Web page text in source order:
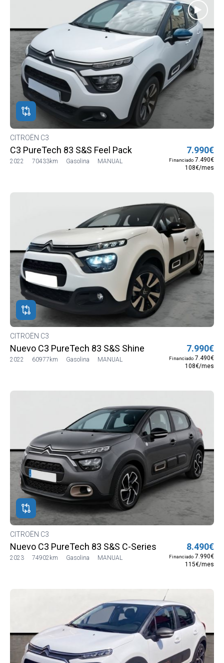
CITROËN C3
C3 PureTech 83 S&S Feel Pack
2022 70433km Gasolina MANUAL
7.990€
Financiado 7.490€
108€/mes
CITROËN C3
Nuevo C3 PureTech 83 S&S Shine
2022 60977km Gasolina MANUAL
7.990€
Financiado 7.490€
108€/mes
CITROËN C3
Nuevo C3 PureTech 83 S&S C-Series
2023 74902km Gasolina MANUAL
8.490€
Financiado 7.990€
115€/mes